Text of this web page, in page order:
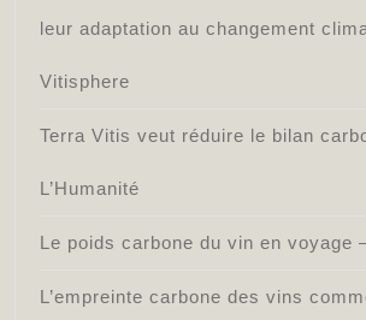
leur adaptation au changement
Vitisphere
Terra Vitis veut réduire le bilan
L’Humanité
Le poids carbone du vin en voyage
L’empreinte carbone des vins